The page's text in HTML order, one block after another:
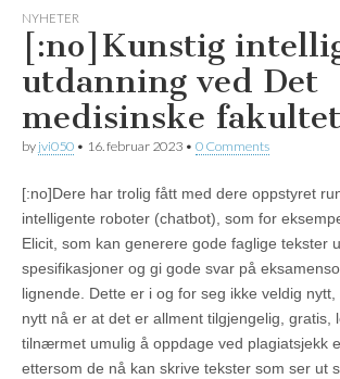
K2 Nytt
NYHETER
[:no]Kunstig
utdanning ved Det
medisinske
by jvi050 • 16. februar 2023 • 0 Comments
[:no]Dere har trolig fått med dere oppstyret
intelligente roboter (chatbot), som for
Elicit, som kan generere gode faglige tekster
spesifikasjoner og gi gode svar på
lignende. Dette er i og for seg ikke veldig
nytt nå er at det er allment tilgjengelig, gratis,
tilnærmet umulig å oppdage ved plagiatsjekk
ettersom de nå kan skrive tekster som ser ut